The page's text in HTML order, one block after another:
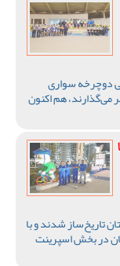
دوچرخه سواری
هم اکنون
تاریخ‌ساز شدند و با
در بخش اسپرینت